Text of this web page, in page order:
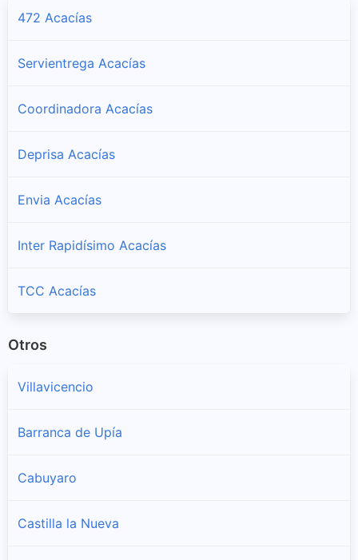
472 Acacías
Servientrega Acacías
Coordinadora Acacías
Deprisa Acacías
Envia Acacías
Inter Rapidísimo Acacías
TCC Acacías
Otros
Villavicencio
Barranca de Upía
Cabuyaro
Castilla la Nueva